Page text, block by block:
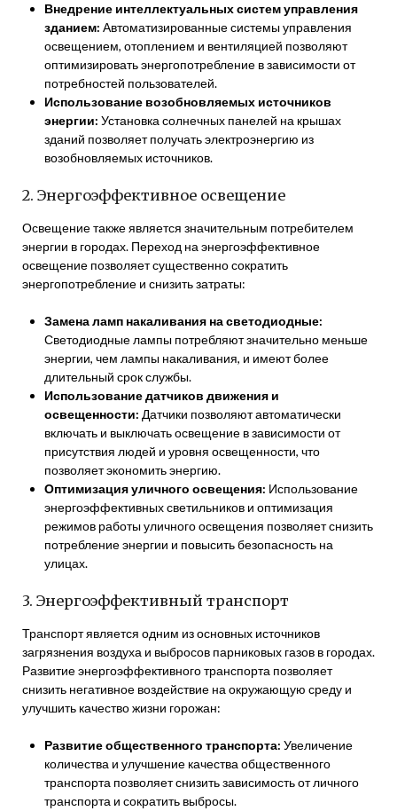
Внедрение интеллектуальных систем управления
зданием: Автоматизированные системы управления
освещением, отоплением и вентиляцией позволяют
оптимизировать энергопотребление в зависимости от
потребностей пользователей.
Использование возобновляемых источников
энергии: Установка солнечных панелей на крышах
зданий позволяет получать электроэнергию из
возобновляемых источников.
2. Энергоэффективное освещение
Освещение также является значительным потребителем
энергии в городах. Переход на энергоэффективное
освещение позволяет существенно сократить
энергопотребление и снизить затраты:
Замена ламп накаливания на светодиодные:
Светодиодные лампы потребляют значительно меньше
энергии, чем лампы накаливания, и имеют более
длительный срок службы.
Использование датчиков движения и
освещенности: Датчики позволяют автоматически
включать и выключать освещение в зависимости от
присутствия людей и уровня освещенности, что
позволяет экономить энергию.
Оптимизация уличного освещения: Использование
энергоэффективных светильников и оптимизация
режимов работы уличного освещения позволяет снизить
потребление энергии и повысить безопасность на
улицах.
3. Энергоэффективный транспорт
Транспорт является одним из основных источников
загрязнения воздуха и выбросов парниковых газов в городах.
Развитие энергоэффективного транспорта позволяет
снизить негативное воздействие на окружающую среду и
улучшить качество жизни горожан:
Развитие общественного транспорта: Увеличение
количества и улучшение качества общественного
транспорта позволяет снизить зависимость от личного
транспорта и сократить выбросы.